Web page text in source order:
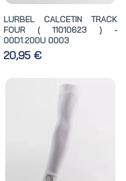
LURBEL CALCETIN TRACK
FOUR ( 11010623 ) -
00D1.200U 0003
20,95 €